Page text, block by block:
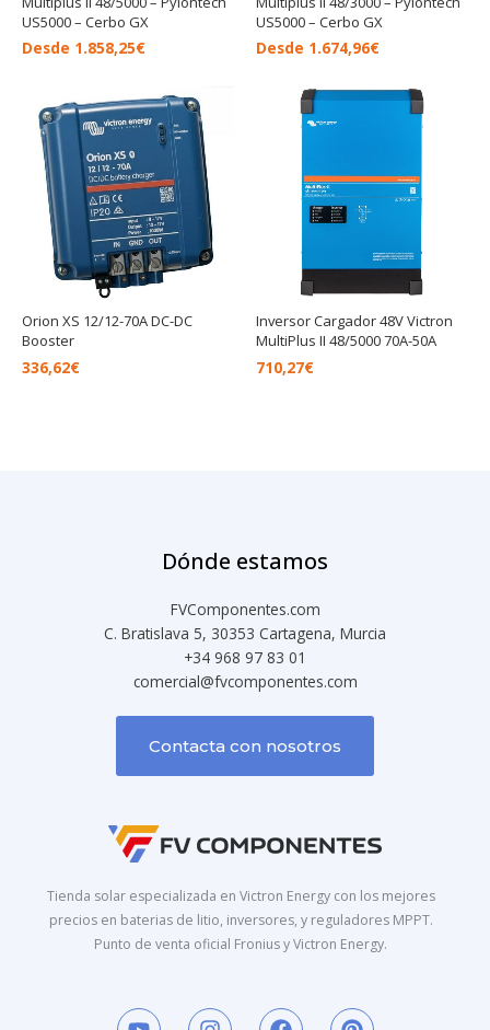
US5000 – Cerbo GX
Desde 1.858,25€
US5000 – Cerbo GX
Desde 1.674,96€
Orion XS 12/12-70A DC-DC
Booster
336,62€
Inversor Cargador 48V Victron
MultiPlus II 48/5000 70A-50A
710,27€
Tienda solar especializada en Victron Energy con los mejores
precios en baterias de litio, inversores, y reguladores MPPT.
Punto de venta oficial Fronius y Victron Energy.
Y I F P
Dónde estamos
FVComponentes.com
C. Bratislava 5, 30353 Cartagena, Murcia
+34 968 97 83 01
comercial@fvcomponentes.com
Contacta con nosotros